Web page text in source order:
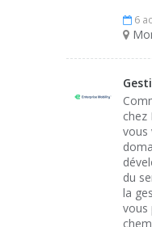
6
chez
vous
du
la
vous